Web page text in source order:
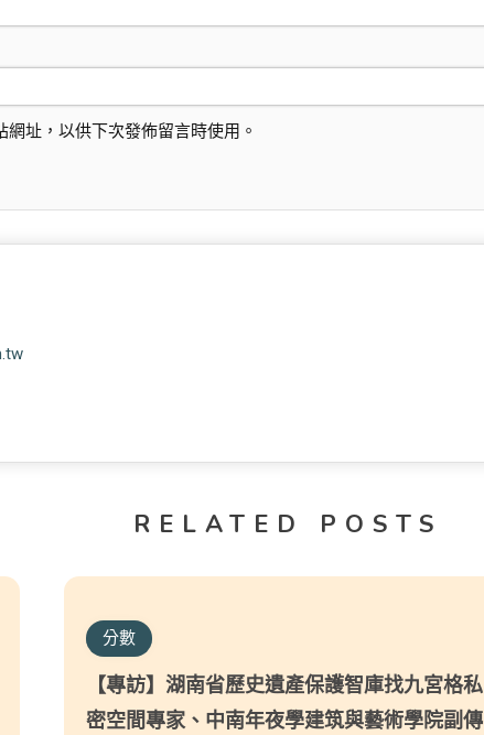
址，以供下次發佈留言時使用。
RELATED POSTS
分數
【專訪】湖南省歷史遺產保護智庫找九宮格私
密空間專家、中南年夜學建筑與藝術學院副傳